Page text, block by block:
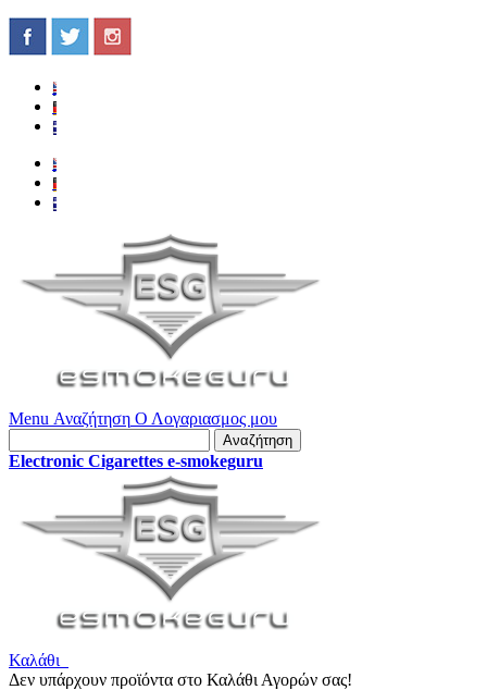
Menu Αναζήτηση Ο Λογαριασμος μου
Αναζήτηση
Electronic Cigarettes e-smokeguru
Καλάθι
Δεν υπάρχουν προϊόντα στο Καλάθι Αγορών σας!